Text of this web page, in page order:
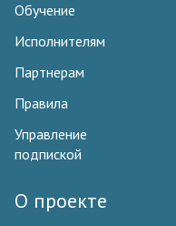
Обучение
Исполнителям
Партнерам
Правила
Управление
подпиской
О проекте